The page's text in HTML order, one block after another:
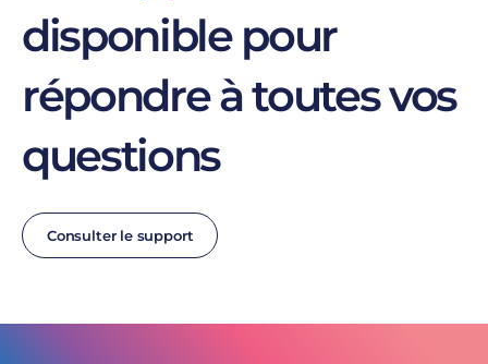
disponible pour
répondre à toutes vos
questions
Consulter le support